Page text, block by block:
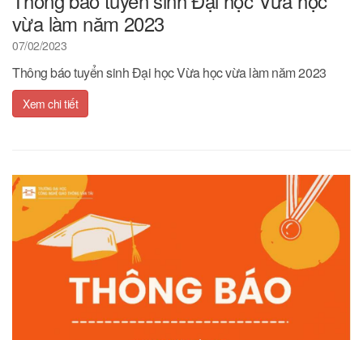
vừa làm năm 2023
07/02/2023
Thông báo tuyển sinh Đại học Vừa học vừa làm năm 2023
Xem chi tiết